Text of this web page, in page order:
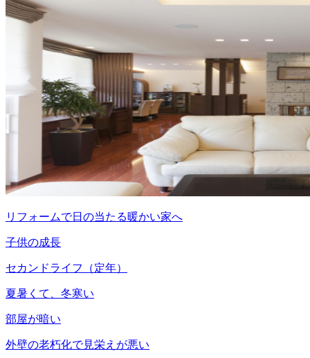
リフォームで日の当たる暖かい家へ
子供の成長
セカンドライフ（定年）
夏暑くて、冬寒い
部屋が暗い
外壁の老朽化で見栄えが悪い